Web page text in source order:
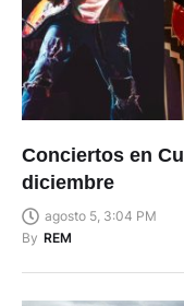
Conciertos en
diciembre
agosto 5, 3:04 PM
By REM